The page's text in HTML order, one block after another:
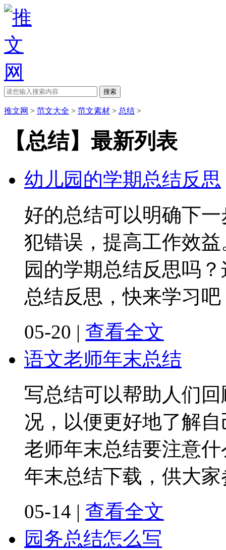
推文网 > 范文大全 > 范文素材 > 总结 >
【总结】最新列表
幼儿园的学期总结反思
好的总结可以明确下
犯错误，提高工作效
园的学期总结反思吗
总结反思，快来学习
05-20 | 查看全文
语文老师年末总结
写总结可以帮助人们
况，以便更好地了解
老师年末总结要注意
年末总结下载，供大
05-14 | 查看全文
园务总结怎么写